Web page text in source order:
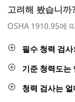
고려해 봤습니까
OSHA 1910.95에
필수 청력 검
기준 청력도는
청력 검사는